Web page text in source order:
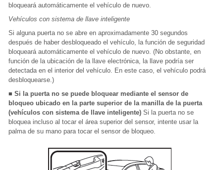
bloqueará automáticamente el vehículo de nuevo.
Vehículos con sistema de llave inteligente
Si alguna puerta no se abre en aproximadamente 30 segundos
después de haber desbloqueado el vehículo, la función de seguridad
bloqueará automáticamente el vehículo de nuevo. (No obstante, en
función de la ubicación de la llave electrónica, la llave podría ser
detectada en el interior del vehículo. En este caso, el vehículo podrá
desbloquearse.)
■ Si la puerta no se puede bloquear mediante el sensor de
bloqueo ubicado en la parte superior de la manilla de la puerta
(vehículos con sistema de llave inteligente) Si la puerta no se
bloquea incluso al tocar el área superior del sensor, intente usar la
palma de su mano para tocar el sensor de bloqueo.